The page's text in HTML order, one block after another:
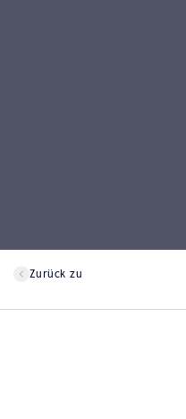
Zurück zu